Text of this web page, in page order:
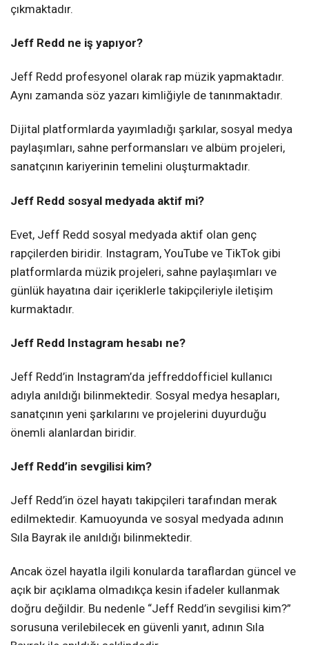
çıkmaktadır.
Jeff Redd ne iş yapıyor?
Jeff Redd profesyonel olarak rap müzik yapmaktadır.
Aynı zamanda söz yazarı kimliğiyle de tanınmaktadır.
Dijital platformlarda yayımladığı şarkılar, sosyal medya
paylaşımları, sahne performansları ve albüm projeleri,
sanatçının kariyerinin temelini oluşturmaktadır.
Jeff Redd sosyal medyada aktif mi?
Evet, Jeff Redd sosyal medyada aktif olan genç
rapçilerden biridir. Instagram, YouTube ve TikTok gibi
platformlarda müzik projeleri, sahne paylaşımları ve
günlük hayatına dair içeriklerle takipçileriyle iletişim
kurmaktadır.
Jeff Redd Instagram hesabı ne?
Jeff Redd’in Instagram’da jeffreddofficiel kullanıcı
adıyla anıldığı bilinmektedir. Sosyal medya hesapları,
sanatçının yeni şarkılarını ve projelerini duyurduğu
önemli alanlardan biridir.
Jeff Redd’in sevgilisi kim?
Jeff Redd’in özel hayatı takipçileri tarafından merak
edilmektedir. Kamuoyunda ve sosyal medyada adının
Sıla Bayrak ile anıldığı bilinmektedir.
Ancak özel hayatla ilgili konularda taraflardan güncel ve
açık bir açıklama olmadıkça kesin ifadeler kullanmak
doğru değildir. Bu nedenle “Jeff Redd’in sevgilisi kim?”
sorusuna verilebilecek en güvenli yanıt, adının Sıla